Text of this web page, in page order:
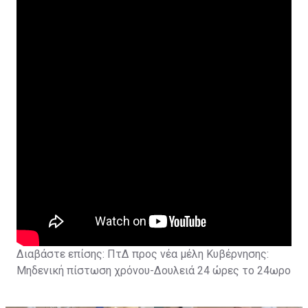
Διαβάστε επίσης: ΠτΔ προς νέα μέλη Κυβέρνησης:
Μηδενική πίστωση χρόνου-Δουλειά 24 ώρες το 24ωρο